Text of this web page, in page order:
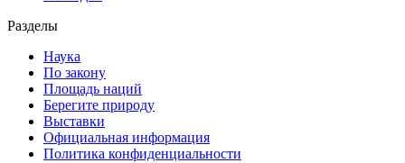
Разделы
Наука
По закону
Площадь наций
Берегите природу
Выставки
Официальная информация
Политика конфиденциальности